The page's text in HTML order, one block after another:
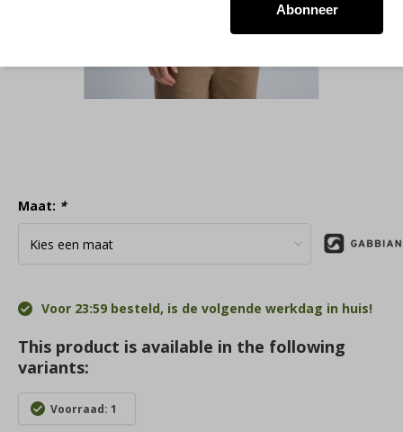
Maat: *
Voor 23:59 besteld, is de volgende werkdag in huis!
This product is available in the following
variants:
Voorraad: 1
Abonneer